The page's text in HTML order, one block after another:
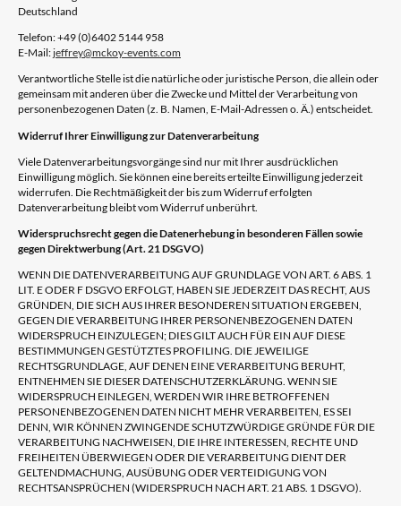
Deutschland
Telefon: +49 (0)6402 5144 958
E-Mail:jeffrey@mckoy-events.com
Verantwortliche Stelle ist die natürliche oder juristische Person, die allein oder
gemeinsam mit anderen über die Zwecke und Mittel der Verarbeitung von
personenbezogenen Daten (z. B. Namen, E-Mail-Adressen o. Ä.) entscheidet.
Widerruf Ihrer Einwilligung zur Datenverarbeitung
Viele Datenverarbeitungsvorgänge sind nur mit Ihrer ausdrücklichen
Einwilligung möglich. Sie können eine bereits erteilte Einwilligung jederzeit
widerrufen. Die Rechtmäßigkeit der bis zum Widerruf erfolgten
Datenverarbeitung bleibt vom Widerruf unberührt.
Widerspruchsrecht gegen die Datenerhebung in besonderen Fällen sowie
gegen Direktwerbung (Art. 21 DSGVO)
WENN DIE DATENVERARBEITUNG AUF GRUNDLAGE VON ART. 6 ABS. 1
LIT. E ODER F DSGVO ERFOLGT, HABEN SIE JEDERZEIT DAS RECHT, AUS
GRÜNDEN, DIE SICH AUS IHRER BESONDEREN SITUATION ERGEBEN,
GEGEN DIE VERARBEITUNG IHRER PERSONENBEZOGENEN DATEN
WIDERSPRUCH EINZULEGEN; DIES GILT AUCH FÜR EIN AUF DIESE
BESTIMMUNGEN GESTÜTZTES PROFILING. DIE JEWEILIGE
RECHTSGRUNDLAGE, AUF DENEN EINE VERARBEITUNG BERUHT,
ENTNEHMEN SIE DIESER DATENSCHUTZERKLÄRUNG. WENN SIE
WIDERSPRUCH EINLEGEN, WERDEN WIR IHRE BETROFFENEN
PERSONENBEZOGENEN DATEN NICHT MEHR VERARBEITEN, ES SEI
DENN, WIR KÖNNEN ZWINGENDE SCHUTZWÜRDIGE GRÜNDE FÜR DIE
VERARBEITUNG NACHWEISEN, DIE IHRE INTERESSEN, RECHTE UND
FREIHEITEN ÜBERWIEGEN ODER DIE VERARBEITUNG DIENT DER
GELTENDMACHUNG, AUSÜBUNG ODER VERTEIDIGUNG VON
RECHTSANSPRÜCHEN (WIDERSPRUCH NACH ART. 21 ABS. 1 DSGVO).